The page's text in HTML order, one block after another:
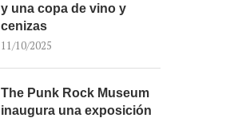
y una copa de vino y
cenizas
11/10/2025
The Punk Rock Museum
inaugura una exposición